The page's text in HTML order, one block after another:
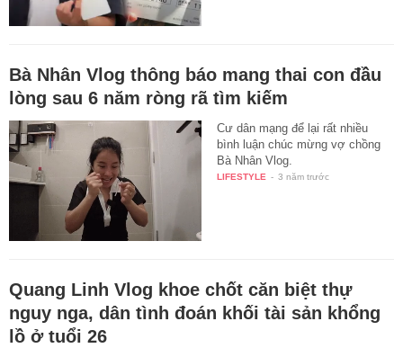
Bà Nhân Vlog thông báo mang thai con đầu
lòng sau 6 năm ròng rã tìm kiếm
Cư dân mạng để lại rất nhiều
bình luận chúc mừng vợ chồng
Bà Nhân Vlog.
LIFESTYLE - 3 năm trước
Quang Linh Vlog khoe chốt căn biệt thự
nguy nga, dân tình đoán khối tài sản khổng
lồ ở tuổi 26